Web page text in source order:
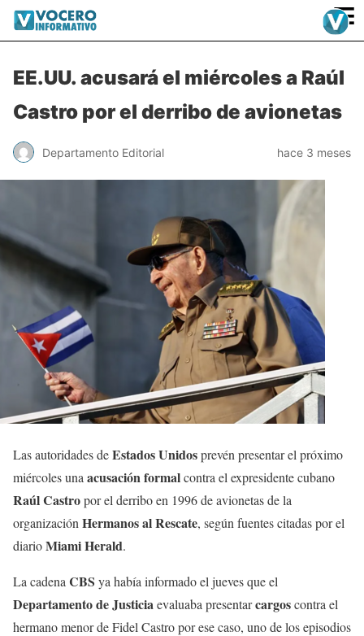
≡
EE.UU. acusará el miércoles a Raúl
Castro por el derribo de avionetas
Departamento Editorial hace 3 meses
Las autoridades deEstados Unidosprevén presentar el próximo
miércoles una acusación formalcontra el expresidente cubano
Raúl Castropor el derribo en 1996 de avionetas de la
organización Hermanos al Rescate, según fuentes citadas por el
diarioMiami Herald.
La cadena CBS ya había informado el jueves que el
Departamento de Justiciaevaluaba presentarcargoscontra el
hermano menor de Fidel Castro por ese caso, uno de los episodios